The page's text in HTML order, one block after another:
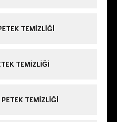
TEMIZLIĞI
TEMIZLIĞI
TEMIZLIĞI